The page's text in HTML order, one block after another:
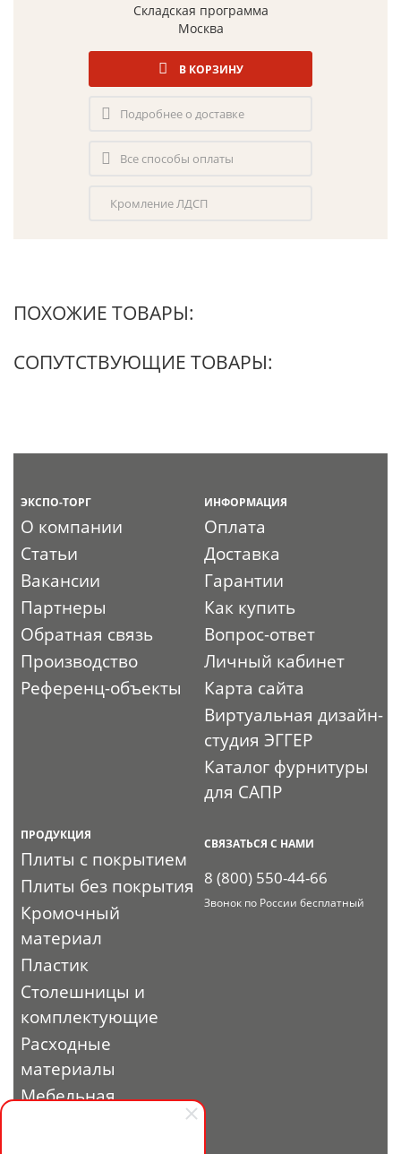
Складская программа
Москва
В КОРЗИНУ
Подробнее о доставке
Все способы оплаты
Кромление ЛДСП
ПОХОЖИЕ ТОВАРЫ:
СОПУТСТВУЮЩИЕ ТОВАРЫ:
ЭКСПО-ТОРГ
О компании
Статьи
Вакансии
Партнеры
Обратная связь
Производство
Референц-объекты
ИНФОРМАЦИЯ
Оплата
Доставка
Гарантии
Как купить
Вопрос-ответ
Личный кабинет
Карта сайта
Виртуальная дизайн-
студия ЭГГЕР
Каталог фурнитуры
для САПР
ПРОДУКЦИЯ
Плиты с покрытием
Плиты без покрытия
Кромочный
материал
Пластик
Столешницы и
комплектующие
Расходные
материалы
Мебельная
СВЯЗАТЬСЯ С НАМИ
8 (800) 550-44-66
Звонок по России бесплатный